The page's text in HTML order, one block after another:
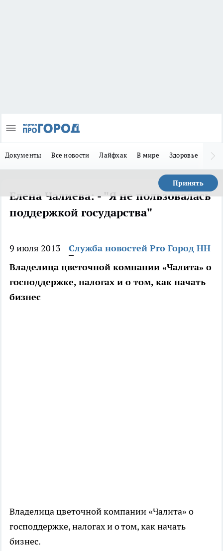
Документы Все новости Лайфхак В мире Здоровье
Принять
Елена Чалиева: - "Я не пользовалась
поддержкой государства"
9 июля 2013
Служба новостей Pro Город НН
Владелица цветочной компании «Чалита» о
господдержке, налогах и о том, как начать
бизнес
Владелица цветочной компании «Чалита» о
господдержке, налогах и о том, как начать
бизнес.